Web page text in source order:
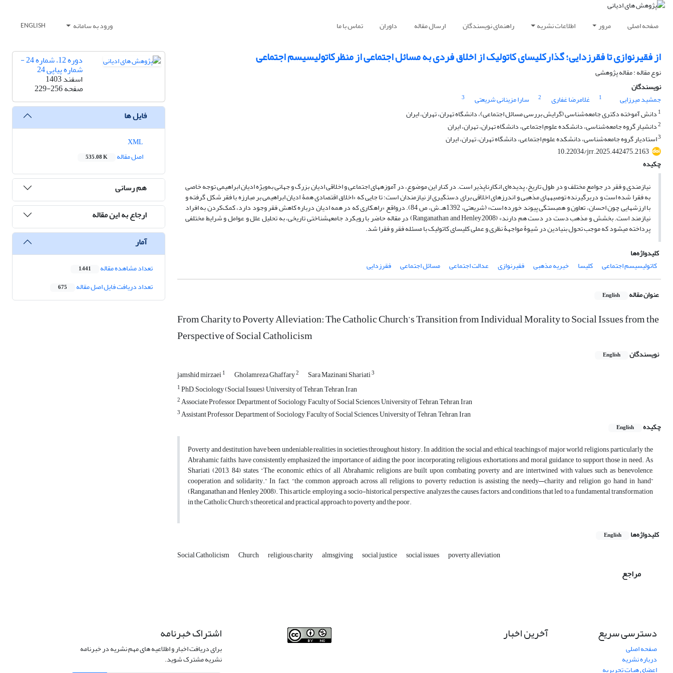
صفحه اصلی مرور اطلاعات نشریه راهنمای نویسندگان ارسال مقاله داوران تماس با ما ورود به سامانه ENGLISH
از فقیرنوازی تا فقرزدایی؛ گذارکلیسای کاتولیک از اخلاق فردی به مسائل اجتماعی از منظرکاتولیسیسم اجتماعی
نوع مقاله : مقاله پژوهشی
نویسندگان
جمشید میرزایی
1 غلامرضا غفاری 2 سارا مزینانی شریعتی
3
1 دانش آموخته دکتری جامعه‌شناسی (گرایش بررسی مسائل اجتماعی)، دانشگاه تهران، تهران، ایران
2دانشیار گروه جامعه‌شناسی، دانشکده علوم اجتماعی، دانشگاه تهران، تهران، ایران
3استادیار گروه جامعه‌شناسی، دانشکده علوم اجتماعی، دانشگاه تهران، تهران، ایران
10.22034/jrr.2025.442475.2163
چکیده
نیازمندی و فقر در جوامع مختلف و در طول تاریخ، پدیده‌ای انکارناپذیر است. در کنار این موضوع، در آموزه‏های اجتماعی و اخلاقی ادیان بزرگ و جهانی به‌ویژه ادیان ابراهیمی توجه خاصی
به فقرا شده است و دربرگیرنده توصیه‏های مذهبی و اندرزهای اخلاقی برای دستگیری از نیازمندان است؛ تا جایی که «اخلاق اقتصادی همۀ ادیان ابراهیمی بر مبارزه با فقر شکل گرفته و
با ارزش‏هایی چون احسان، تعاون و همبستگی پیوند خورده است» (شریعتی، 1392هـ.ش، ص 84). درواقع «راهکاری که در همه ادیان درباره کاهش فقر وجود دارد، کمک‌کردن به افراد
نیازمند است. بخشش و مذهب دست در دست هم دارند» (2008,Ranganathan and Henley) در مقاله حاضر با رویکرد جامعه‏شناختیِ تاریخی، به تحلیل علل و عوامل و شرایط مختلفی
پرداخته می‏شود که موجب تحول بنیادین در شیوۀ مواجهۀ نظری و عملی کلیسای کاتولیک با مسئله فقر و فقرا شد.
کلیدواژه‌ها
کاتولیسیسم اجتماعی
کلیسا خیریه مذهبی فقیرنوازی عدالت اجتماعی مسائل اجتماعی فقرزدایی
عنوان مقاله English
From Charity to Poverty Alleviation: The Catholic Church’s Transition from Individual Morality to Social Issues from the
Perspective of Social Catholicism
نویسندگان English
jamshid mirzaei1 Gholamreza Ghaffary2 Sara Mazinani Shariati3
1PhD, Sociology (Social Issues), University of Tehran, Tehran, Iran
2Associate Professor, Department of Sociology, Faculty of Social Sciences, University of Tehran, Tehran, Iran
3Assistant Professor, Department of Sociology, Faculty of Social Sciences, University of Tehran, Tehran, Iran
چکیده
English
Poverty and destitution have been undeniable realities in societies throughout history. In addition, the social and ethical teachings of major world religions, particularly the
Abrahamic faiths, have consistently emphasized the importance of aiding the poor, incorporating religious exhortations and moral guidance to support those in need. As
Shariati (2013, 84) states, “The economic ethics of all Abrahamic religions are built upon combating poverty and are intertwined with values such as benevolence,
cooperation, and solidarity.” In fact, “the common approach across all religions to poverty reduction is assisting the needy—charity and religion go hand in hand”
(Ranganathan and Henley 2008). This article, employing a socio-historical perspective, analyzes the causes, factors, and conditions that led to a fundamental transformation
in the Catholic Church’s theoretical and practical approach to poverty and the poor.
کلیدواژه‌ها English
Social Catholicism Church religious charity almsgiving social justice social issues poverty alleviation
مراجع
دوره 12، شماره 24 -
شماره پیاپی 24
اسفند 1403
صفحه229-256
فایل ها
اصل مقاله
535.08 K
هم رسانی
ارجاع به این مقاله
آمار
تعداد مشاهده مقاله 1,441
تعداد دریافت فایل اصل مقاله 675
دسترسی سریع
صفحه اصلی
درباره نشریه
اعضای هیات تحریریه
آخرین اخبار اشتراک خبرنامه
برای دریافت اخبار و اطلاعیه های مهم نشریه در خبرنامه
نشریه مشترک شوید.